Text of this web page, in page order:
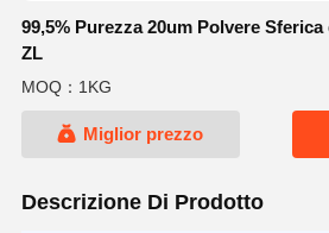
99,5% Purezza 20um Polvere
ZL
MOQ：1KG
Miglior prezzo
Descrizione Di Prodotto